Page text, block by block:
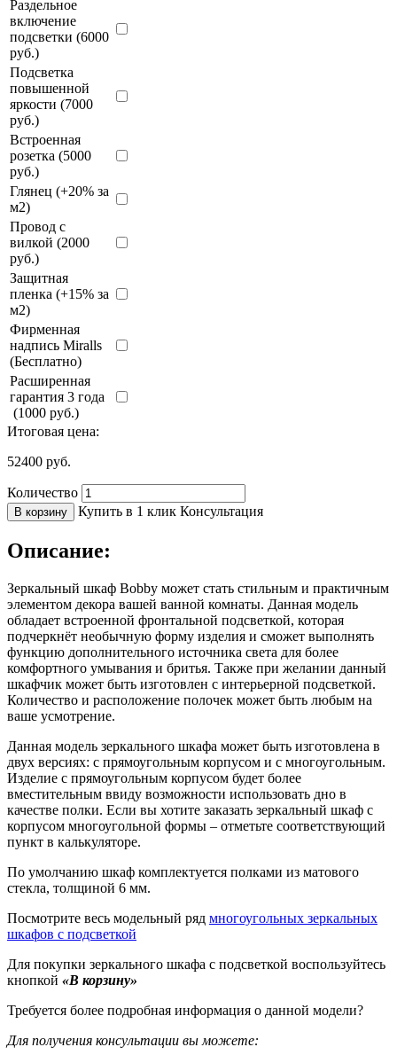
Раздельное
включение
подсветки (6000
руб.)
Подсветка
повышенной
яркости (7000
руб.)
Встроенная
розетка (5000
руб.)
Глянец (+20% за
м2)
Провод с
вилкой (2000
руб.)
Защитная
пленка (+15% за
м2)
Фирменная
надпись Miralls
(Бесплатно)
Расширенная
гарантия 3 года
(1000 руб.)
Итоговая цена:
52400 руб.
Количество
В корзину Купить в 1 клик Консультация
Описание:
Зеркальный шкаф Bobby может стать стильным и практичным
элементом декора вашей ванной комнаты. Данная модель
обладает встроенной фронтальной подсветкой, которая
подчеркнёт необычную форму изделия и сможет выполнять
функцию дополнительного источника света для более
комфортного умывания и бритья. Также при желании данный
шкафчик может быть изготовлен с интерьерной подсветкой.
Количество и расположение полочек может быть любым на
ваше усмотрение.
Данная модель зеркального шкафа может быть изготовлена в
двух версиях: с прямоугольным корпусом и с многоугольным.
Изделие с прямоугольным корпусом будет более
вместительным ввиду возможности использовать дно в
качестве полки. Если вы хотите заказать зеркальный шкаф с
корпусом многоугольной формы – отметьте соответствующий
пункт в калькуляторе.
По умолчанию шкаф комплектуется полками из матового
стекла, толщиной 6 мм.
Посмотрите весь модельный ряд многоугольных зеркальных
шкафов с подсветкой
Для покупки зеркального шкафа с подсветкой воспользуйтесь
кнопкой «В корзину»
Требуется более подробная информация о данной модели?
Для получения консультации вы можете: